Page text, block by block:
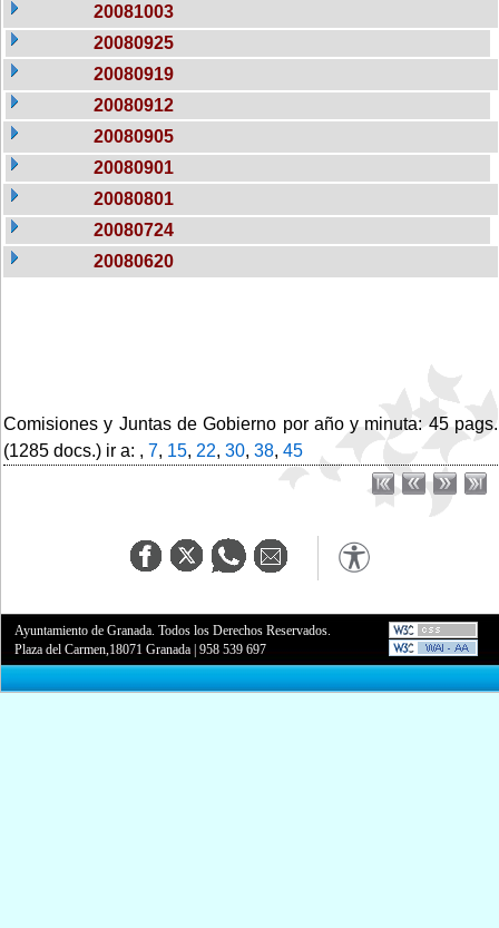
20081003
20080925
20080919
20080912
20080905
20080901
20080801
20080724
20080620
Comisiones y Juntas de Gobierno por año y minuta: 45 pags.
(1285 docs.) ir a: , 7, 15, 22, 30, 38, 45
Ayuntamiento de Granada. Todos los Derechos Reservados.
Plaza del Carmen,18071 Granada |958 539 697